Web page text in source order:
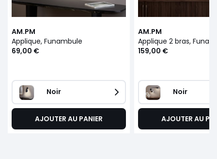
AM.PM
Applique, Funambule
69,00 €
Noir
AJOUTER AU PANIER
AM.PM
Applique 2 bras,
159,00 €
Noir
AJOUTER AU